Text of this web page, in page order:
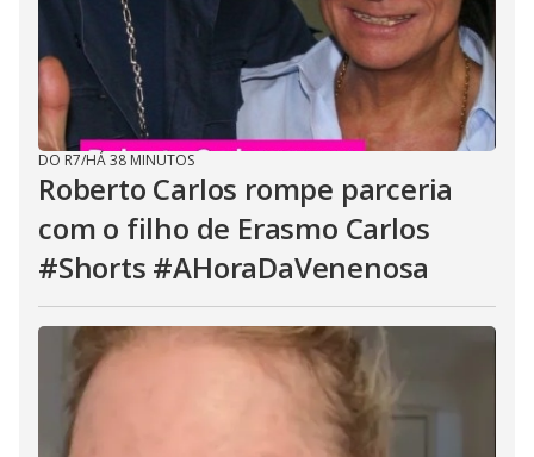
DO R7/HÁ 38 MINUTOS
Roberto Carlos rompe parceria
com o filho de Erasmo Carlos
#Shorts #AHoraDaVenenosa